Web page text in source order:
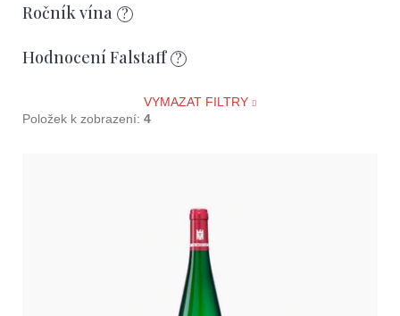
Ročník vína ?
Hodnocení Falstaff ?
VYMAZAT FILTRY
Položek k zobrazení: 4
p
r
u